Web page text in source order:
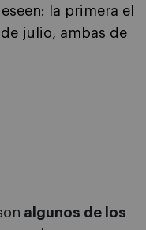
la primera el
julio, ambas de
algunos de los